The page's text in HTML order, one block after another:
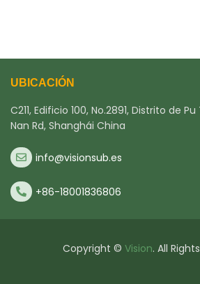
UBICACIÓN
C211, Edificio 100, No.2891, Distrito de
Nan Rd, Shanghái China
info@visionsub.es
+86-18001836806
Copyright © Vision. All